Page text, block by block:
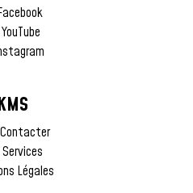
Services
Légales